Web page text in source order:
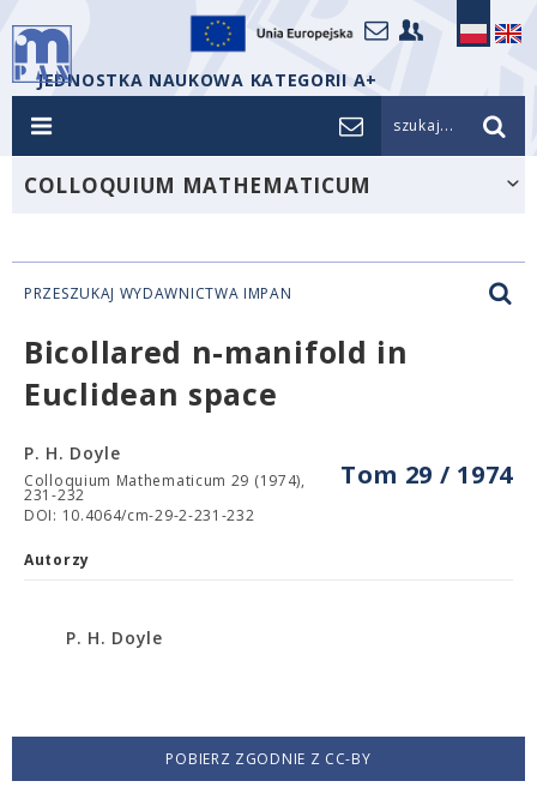
JEDNOSTKA NAUKOWA KATEGORII A+
szukaj...
COLLOQUIUM MATHEMATICUM
PRZESZUKAJ WYDAWNICTWA IMPAN
Bicollared n-manifold in
Euclidean space
Tom 29 / 1974
P. H. Doyle
Colloquium Mathematicum 29 (1974),
231-232
DOI: 10.4064/cm-29-2-231-232
Autorzy
P. H. Doyle
POBIERZ ZGODNIE Z CC-BY